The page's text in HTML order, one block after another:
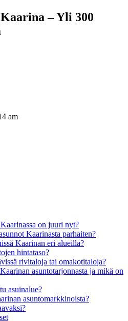
– Yli 300
am
on juuri nyt?
Kaarinasta parhaiten?
Kaarinan eri alueilla?
hintataso?
rivitaloja tai omakotitaloja?
asuntotarjonnasta ja mikä on
asuinalue?
asuntomarkkinoista?